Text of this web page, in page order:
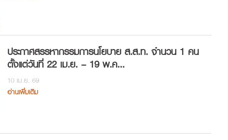
ประกาศสรรหากรรมการนโยบาย ส.ส.ท. จำนวน 1 คน
ตั้งแต่วันที่ 22 เม.ย. – 19 พ.ค...
10 เม.ย. 69
อ่านเพิ่มเติม